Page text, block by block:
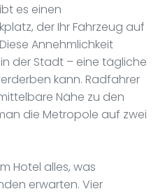
es einen
der Ihr Fahrzeug auf
Annehmlichkeit
der Stadt – eine tägliche
kann. Radfahrer
Nähe zu den
die Metropole auf zwei
Hotel alles, was
erwarten. Vier